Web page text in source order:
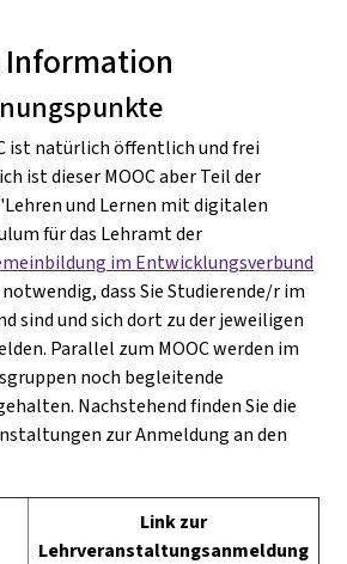
ist natürlich öffentlich und frei
ist dieser MOOC aber Teil der
und Lernen mit digitalen
für das Lehramt der
im Entwicklungsverbund
notwendig, dass Sie Studierende/r im
sind und sich dort zu der jeweiligen
Parallel zum MOOC werden im
noch begleitende
Nachstehend finden Sie die
zur Anmeldung an den
Link zur
Lehrveranstaltungsanmeldung